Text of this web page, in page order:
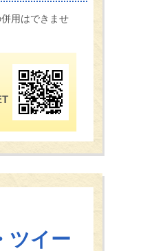
用はできませ
ツイー